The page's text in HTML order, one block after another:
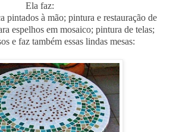
Ela faz:
pintados à mão; pintura e restauração de
espelhos em mosaico; pintura de telas;
e faz também essas lindas mesas: